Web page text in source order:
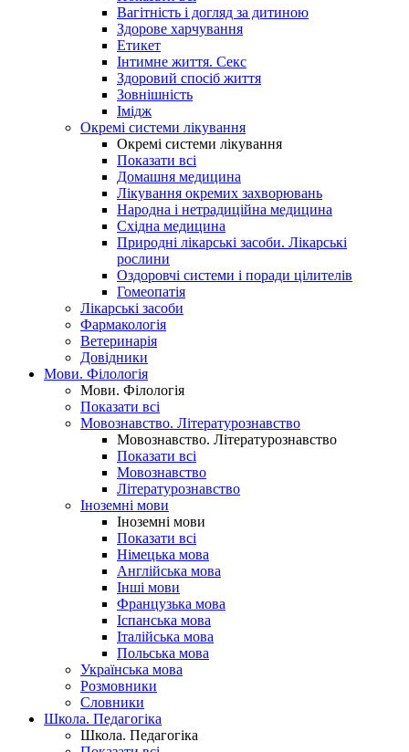
Вагітність і догляд за дитиною
Здорове харчування
Етикет
Інтимне життя. Секс
Здоровий спосіб життя
Зовнішність
Імідж
Окремі системи лікування
Окремі системи лікування
Показати всі
Домашня медицина
Лікування окремих захворювань
Народна і нетрадиційна медицина
Східна медицина
Природні лікарські засоби. Лікарські
рослини
Оздоровчі системи і поради цілителів
Гомеопатія
Лікарські засоби
Фармакологія
Ветеринарія
Довідники
Мови. Філологія
Мови. Філологія
Показати всі
Мовознавство. Літературознавство
Мовознавство. Літературознавство
Показати всі
Мовознавство
Літературознавство
Іноземні мови
Іноземні мови
Показати всі
Німецька мова
Англійська мова
Інші мови
Французька мова
Іспанська мова
Італійська мова
Польська мова
Українська мова
Розмовники
Словники
Школа. Педагогіка
Школа. Педагогіка